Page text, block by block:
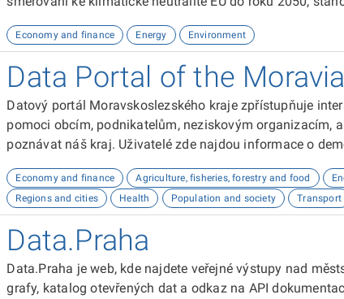
Economy and finance Energy Environment
Data Portal of the
Datový portál Moravskoslezského kraje zpřístupňuje
pomoci obcím, podnikatelům, neziskovým organizacím,
poznávat náš kraj. Uživatelé zde najdou informace o
Economy and finance Agriculture, fisheries, forestry and food
Regions and cities
Health Population and society Transport
Data.Praha
Data.Praha je web, kde najdete veřejné výstupy nad
grafy, katalog otevřených dat a odkaz na API